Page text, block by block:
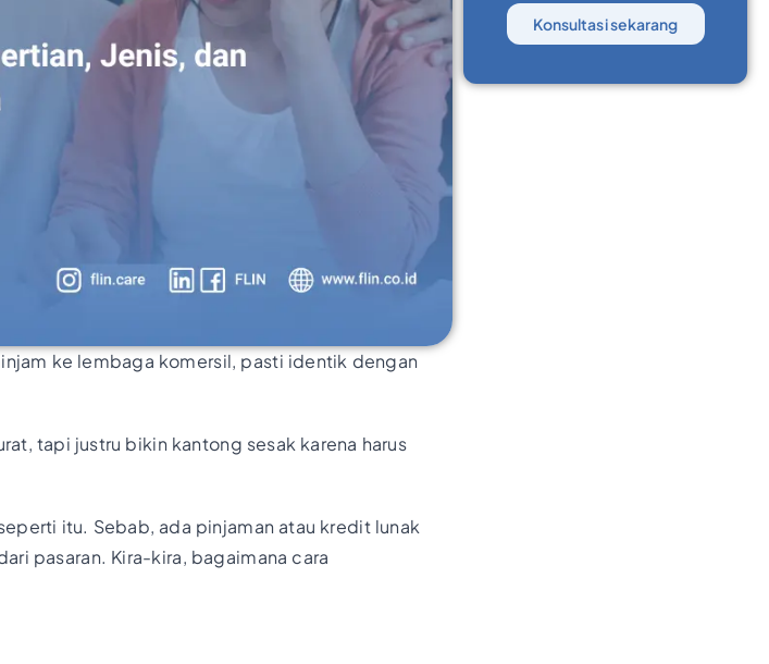
ke lembaga komersil, pasti identik dengan
tapi justru bikin kantong sesak karena harus
itu. Sebab, ada pinjaman atau kredit lunak
pasaran. Kira-kira, bagaimana cara
Konsultasi sekarang